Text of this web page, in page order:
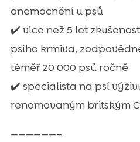
onemocnění u psů
✔️ více než 5 let
psího krmiva,
téměř 20 000 psů ročně
✔️ specialista na psí
renomovaným britským
——————–